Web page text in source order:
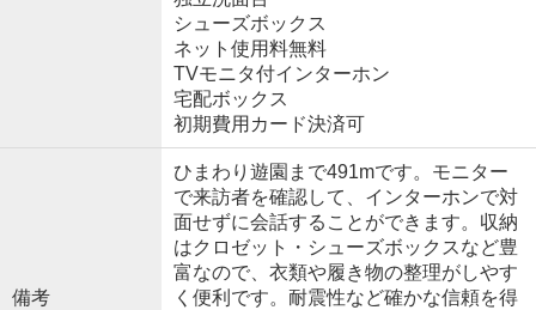
シューズボックス
ネット使用料無料
TVモニタ付インターホン
宅配ボックス
初期費用カード決済可
備考
ひまわり遊園まで491mです。モニター
で来訪者を確認して、インターホンで対
面せずに会話することができます。収納
はクロゼット・シューズボックスなど豊
富なので、衣類や履き物の整理がしやす
く便利です。耐震性など確かな信頼を得